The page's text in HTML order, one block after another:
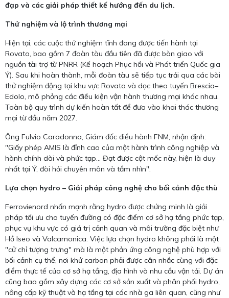
đạp và các giải pháp thiết kế hướng đến du lịch.
Thử nghiệm và lộ trình thương mại
Hiện tại, các cuộc thử nghiệm tĩnh đang được tiến hành tại
Rovato, bao gồm 7 đoàn tàu đầu tiên đã được bàn giao với
nguồn tài trợ từ PNRR (Kế hoạch Phục hồi và Phát triển Quốc gia
Ý). Sau khi hoàn thành, mỗi đoàn tàu sẽ tiếp tục trải qua các bài
thử nghiệm động tại khu vực Rovato và dọc theo tuyến Brescia–
Edolo, mô phỏng các điều kiện vận hành thương mại khác nhau.
Toàn bộ quy trình dự kiến hoàn tất để đưa vào khai thác thương
mại từ đầu năm 2027.
Ông Fulvio Caradonna, Giám đốc điều hành FNM, nhận định:
"Giấy phép AMIS là đỉnh cao của một hành trình công nghiệp và
hành chính dài và phức tạp... Đạt được cột mốc này, hiện là duy
nhất tại Ý, đòi hỏi chuyên môn và tầm nhìn".
Lựa chọn hydro – Giải pháp công nghệ cho bối cảnh đặc thù
Ferrovienord nhấn mạnh rằng hydro được chứng minh là giải
pháp tối ưu cho tuyến đường có đặc điểm cơ sở hạ tầng phức tạp,
phục vụ khu vực có giá trị cảnh quan và môi trường đặc biệt như
Hồ Iseo và Valcamonica. Việc lựa chọn hydro không phải là một
"cử chỉ tượng trưng" mà là một phản ứng công nghệ phù hợp với
bối cảnh cụ thể, nơi khử carbon phải được cân nhắc cùng với đặc
điểm thực tế của cơ sở hạ tầng, địa hình và nhu cầu vận tải. Dự án
cũng bao gồm xây dựng các cơ sở sản xuất và phân phối hydro,
nâng cấp kỹ thuật và hạ tầng tại các nhà ga liên quan, cũng như